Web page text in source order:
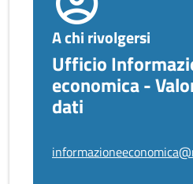
A chi rivolgersi
Ufficio
economica -
dati